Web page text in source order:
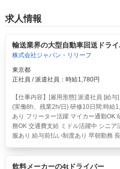
求人情報
輸送業界の大型自動車回送ドラ
株式会社ジャパン・リリーフ
東京都
正社員 / 派遣社員：時給1,780円
【仕事内容】[雇用形態] 派遣社員 [給
(実働8h、残業2h/日) 研修10日間:時給
あり フリーター活躍 マイカー通勤OK
務OK 交通費支給 ミドル活躍中 シニア
服あり 給与前払い制度あり 早朝勤務
飲料メーカーの4tドライバー